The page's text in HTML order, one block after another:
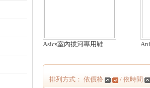
Asics室內拔河專用鞋
排列方式： 依價格 / 依時間